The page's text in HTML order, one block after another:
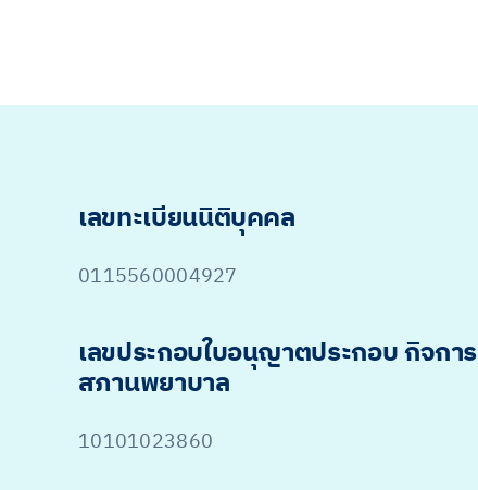
เลขทะเบียนนิติบุคคล
0115560004927
เลขประกอบใบอนุญาตประกอบ กิจการ
สภานพยาบาล
10101023860